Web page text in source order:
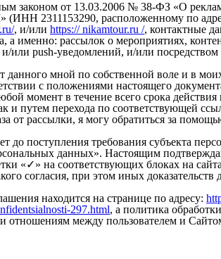
законом от 13.03.2006 № 38-ФЗ «О
(ИНН 2311153290, расположенному по
, и/или https:// nikamtour.ru /, контактные
а именно: рассылок о мероприятиях,
или push-уведомлений, и/или
данного мной по собственной воле и в
с положениями настоящего
момент в течение всего срока действия
и путем перехода по соответствующей
от рассылки, я могу обратиться за
до поступления требования субъекта
данных». Настоящим
«✓» на соответствующих блоках на
согласия, при этом иных
находится на странице по адресу:
297.html, а политика
между пользователем и